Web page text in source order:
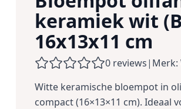
keramiek wit
16x13x11 cm
0 reviews| Merk:
Witte keramische bloempot in
compact (16×13×11 cm). Ideaal